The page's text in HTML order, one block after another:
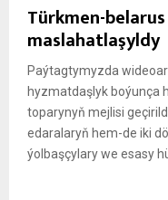
Türkmen-
maslahatlaşyldy
Paýtagtymyzda
hyzmatdaşlyk boýunça
toparynyň mejlisi
edaralaryň hem-de iki
ýolbaşçylary we esasy